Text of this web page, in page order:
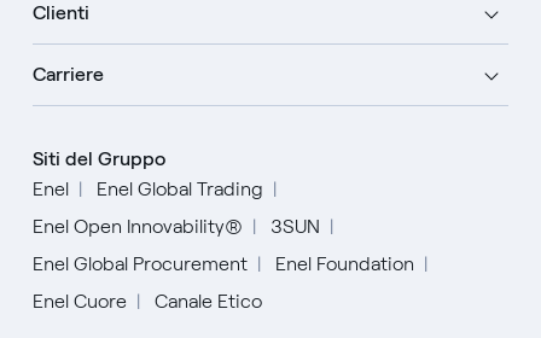
Clienti
Carriere
Siti del Gruppo
Enel
Enel Global Trading
Enel Open Innovability®
3SUN
Enel Global Procurement
Enel Foundation
Enel Cuore
Canale Etico